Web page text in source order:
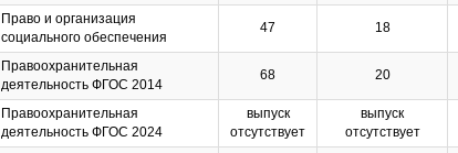
Право и организация
социального обеспечения
47 18
Правоохранительная
деятельность ФГОС 2014
68 20
Правоохранительная
деятельность ФГОС 2024
выпуск
отсутствует
выпуск
отсутствует